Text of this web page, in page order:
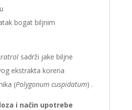
bogat biljnim
sadrži jake biljne
ekstrakta korena
(Polygonum cuspidatum) .
i način upotrebe